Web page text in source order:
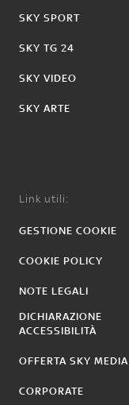
SKY SPORT
SKY TG 24
SKY VIDEO
SKY ARTE
Link utili:
GESTIONE COOKIE
COOKIE POLICY
NOTE LEGALI
DICHIARAZIONE
ACCESSIBILITÀ
OFFERTA SKY MEDIA
CORPORATE